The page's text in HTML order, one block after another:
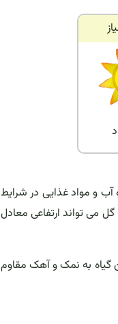
آب و مواد غذایی در شرایط
می تواند ارتفاعی معادل
گیاه به نمک و آهک مقاوم